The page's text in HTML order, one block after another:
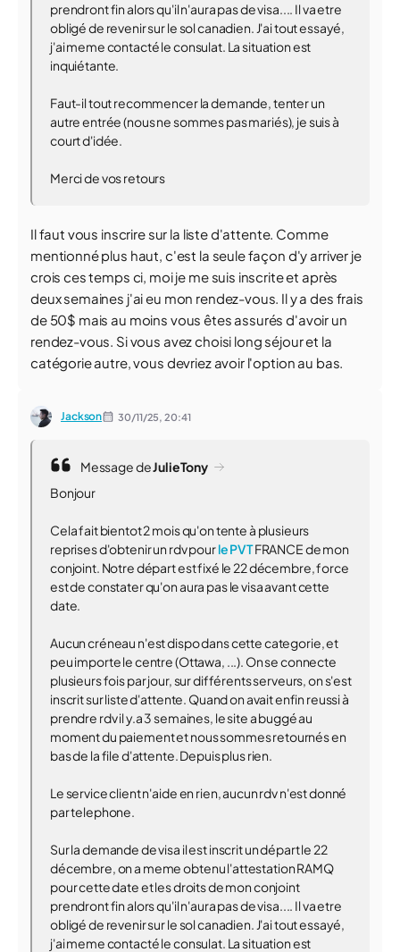
prendront fin alors qu'il n'aura pas de visa.... Il va etre
obligé de revenir sur le sol canadien. J'ai tout essayé,
j'ai meme contacté le consulat. La situation est
inquiétante.
Faut-il tout recommencer la demande, tenter un
autre entrée (nous ne sommes pas mariés), je suis à
court d'idée.
Merci de vos retours
Il faut vous inscrire sur la liste d'attente. Comme
mentionné plus haut, c'est la seule façon d'y arriver je
crois ces temps ci, moi je me suis inscrite et après
deux semaines j'ai eu mon rendez-vous. Il y a des frais
de 50$ mais au moins vous êtes assurés d'avoir un
rendez-vous. Si vous avez choisi long séjour et la
catégorie autre, vous devriez avoir l'option au bas.
Jackson 30/11/25,20:41
Message deJulieTony
Bonjour
Cela fait bientot 2 mois qu'on tente à plusieurs
reprises d'obtenir un rdv pourle PVTFRANCE de mon
conjoint. Notre départ est fixé le 22 décembre, force
est de constater qu'on aura pas le visa avant cette
date.
Aucun créneau n'est dispo dans cette categorie, et
peu importe le centre (Ottawa, ...). On se connecte
plusieurs fois par jour, sur différents serveurs, on s'est
inscrit sur liste d'attente. Quand on avait enfin reussi à
prendre rdv il y.a 3 semaines, le site a buggé au
moment du paiement et nous sommes retournés en
bas de la file d'attente. Depuis plus rien.
Le service client n'aide en rien, aucun rdv n'est donné
par telephone.
Sur la demande de visa il est inscrit un départ le 22
décembre, on a meme obtenu l'attestation RAMQ
pour cette date et les droits de mon conjoint
prendront fin alors qu'il n'aura pas de visa.... Il va etre
obligé de revenir sur le sol canadien. J'ai tout essayé,
j'ai meme contacté le consulat. La situation est